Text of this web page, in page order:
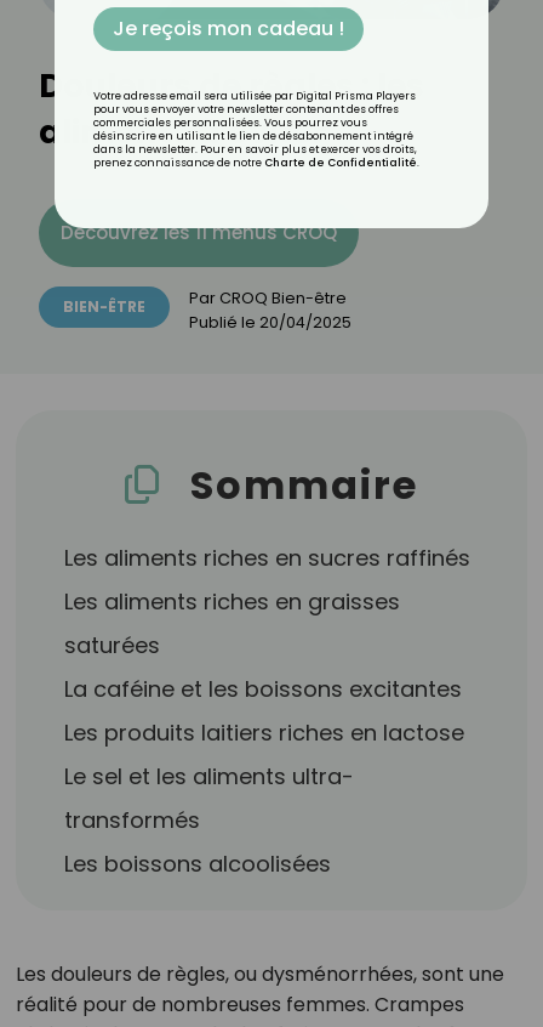
Douleurs de règles : les
aliments à éviter
Découvrez les 11 menus CROQ
BIEN-ÊTRE Par CROQ Bien-être
Publié le 20/04/2025
Sommaire
Les aliments riches en sucres raffinés
Les aliments riches en graisses
saturées
La caféine et les boissons excitantes
Les produits laitiers riches en lactose
Le sel et les aliments ultra-
transformés
Les boissons alcoolisées
Les douleurs de règles, ou dysménorrhées, sont une
réalité pour de nombreuses femmes. Crampes
Je reçois mon cadeau !
Votre adresse email sera utilisée par Digital Prisma Players
pour vous envoyer votre newsletter contenant des offres
commerciales personnalisées. Vous pourrez vous
désinscrire en utilisant le lien de désabonnement intégré
dans la newsletter. Pour en savoir plus et exercer vos droits,
prenez connaissance de notre Charte de Confidentialité.